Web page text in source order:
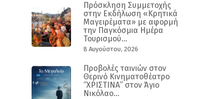
Πρόσκληση Συμμετοχής
στην Εκδήλωση «Κρητικά
Μαγειρέματα» με αφορμή
την Παγκόσμια Ημέρα
Τουρισμού...
8 Αυγούστου, 2026
Προβολές ταινιών στον
Θερινό Κινηματοθέατρο
“ΧΡΙΣΤΙΝΑ” στον Άγιο
Νικόλαο...